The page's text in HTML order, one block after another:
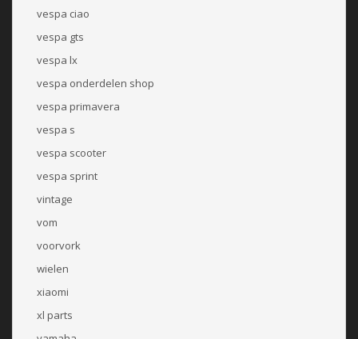
vespa ciao
vespa gts
vespa lx
vespa onderdelen shop
vespa primavera
vespa s
vespa scooter
vespa sprint
vintage
vom
voorvork
wielen
xiaomi
xl parts